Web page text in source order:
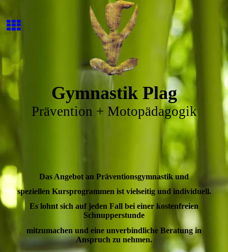
Gymnastik Plag
Prävention + Motopädagogik
Das Angebot an Präventionsgymnastik und
speziellen Kursprogrammen ist vielseitig und individuell.
Es lohnt sich auf jeden Fall bei einer kostenfreien
Schnupperstunde
mitzumachen und eine unverbindliche Beratung in
Anspruch zu nehmen.